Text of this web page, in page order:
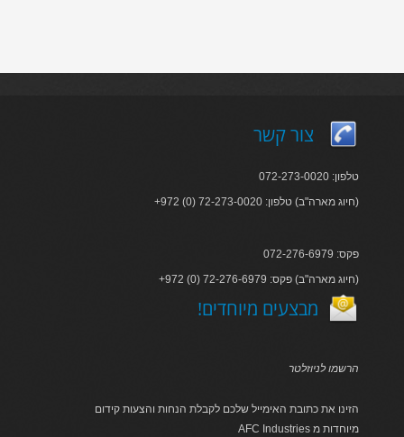
צור קשר
טלפון: 072-273-0020
+972 (0) 72-273-0020 :חיוג מארה"ב) טלפון)
פקס: 072-276-6979
+972 (0) 72-276-6979 :חיוג מארה"ב) פקס)
!מבצעים מיוחדים
הרשמו לניוזלטר
הזינו את כתובת האימייל שלכם לקבלת הנחות והצעות קידום
AFC Industries מיוחדות מ